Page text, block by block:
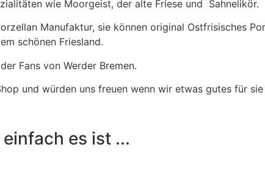
wie Moorgeist, der alte Friese und Sahnelikör.
Manufaktur, sie können original Ostfrisisches
schönen Friesland.
Fans von Werder Bremen.
und würden uns freuen wenn wir etwas gutes für
es ist ...